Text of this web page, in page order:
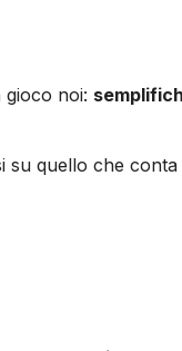
noi:
su quello che